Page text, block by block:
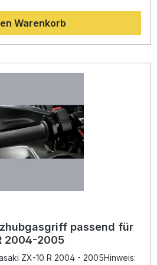
wurde für den Einsatz auf der
bietet Spitzenleistung für
und Fahrer.Der Kurzhubgasgriff
verschiedene Übersetzungen
an Ihren individuellen Fahrstil
seiner hochwertigen Materialien
sorgt er für eine direkte
Fahrverhalten bei jedem
die Rennstrecke geeignet. Keine
beschichtetes
Komplettset mit
und Kabeln Präzise
Kontrolle und Performance Ideal
und rechts) Drei
Warenkorb
passend für
2004-2005
ZX-10 R 2004 - 2005Hinweis: